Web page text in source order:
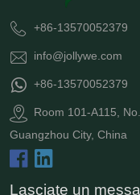
+86-13570052379
info@jollywe.com
+86-13570052379
Room 101-A115,
Guangzhou City, China
Lasciate un